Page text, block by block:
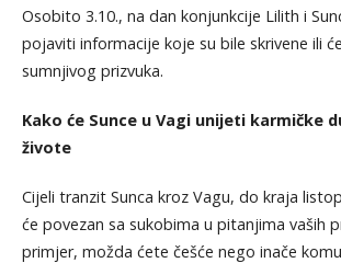
Osobito 3.10., na dan konjunkcije Lilith i
pojaviti informacije koje su bile skrivene ili
sumnjivog prizvuka.
Kako će Sunce u Vagi unijeti karmičke
živote
Cijeli tranzit Sunca kroz Vagu, do kraja
će povezan sa sukobima u pitanjima vaših
primjer, možda ćete češće nego inače